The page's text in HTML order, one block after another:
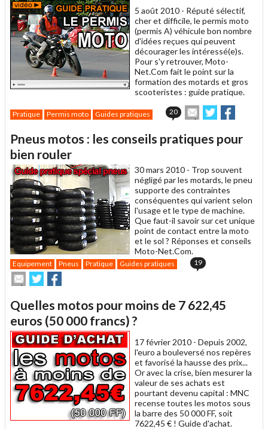
5 août 2010 - Réputé sélectif,
cher et difficile, le permis moto
(permis A) véhicule bon nombre
d'idées reçues qui peuvent
décourager les intéressé(e)s.
Pour s'y retrouver, Moto-
Net.Com fait le point sur la
formation des motards et gros
scooteristes : guide pratique.
Pratique Permis moto Guides pratiques 20
Envoyer
cet
à
Partager
sur sur
Pneus motos : les conseils pratiques pour
bien rouler
30 mars 2010 - Trop souvent
négligé par les motards, le pneu
supporte des contraintes
conséquentes qui varient selon
l'usage et le type de machine.
Que faut-il savoir sur cet unique
point de contact entre la moto
et le sol ? Réponses et conseils
Moto-Net.Com.
Equipement Pneus Pratique Guides pratiques 19
Envoyer
cet
à
un
ami
Partager
sur
sur
Quelles motos pour moins de 7 622,45
euros (50 000 francs) ?
17 février 2010 - Depuis 2002,
l'euro a bouleversé nos repères
et favorisé la hausse des prix...
Or avec la crise, bien mesurer la
valeur de ses achats est
pourtant devenu capital : MNC
recense toutes les motos sous
la barre des 50 000 FF, soit
7622,45 € ! Guide d'achat.